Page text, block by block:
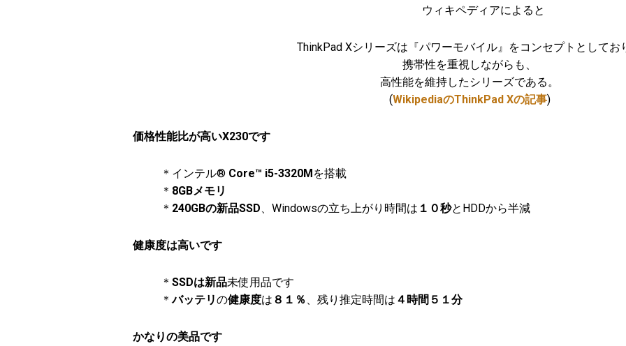
ウィキペディアによると
ThinkPad Xシリーズは『パワーモバイル』をコンセプトとしてお
携帯性を重視しながらも、
高性能を維持したシリーズである。
(WikipediaのThinkPad Xの記事)
価格性能比が高いX230です
＊インテル® Core™ i5-3320Mを搭載
＊ 8GBメモリ
＊ 240GBの新品SSD、Windowsの立ち上がり時間は １０秒とHDDから半減
健康度は高いです
＊ SSDは新品未使用品です
＊バッテリの健康度は ８１％ 、残り推定時間は ４時間５１分
かなりの美品です